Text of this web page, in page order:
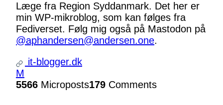
Læge fra Region Syddanmark. Det her er
min WP-mikroblog, som kan følges fra
Fediverset. Følg mig også på Mastodon på
@aphandersen@andersen.one.
it-blogger.dk
M
5566 Microposts179 Comments